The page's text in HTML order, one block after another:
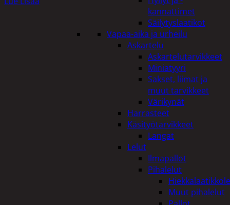
kannattimet
Säilytyslaatikot
Vapaa-aika ja urheilu
Askartelu
Askartelutarvikkeet
Miniatyyri
Sakset, liimat ja
muut tarvikkeet
Värikynät
Harrasteet
Käsityötarvikkeet
Langat
Lelut
Ilmapallot
Pihalelut
Muut pihalelut